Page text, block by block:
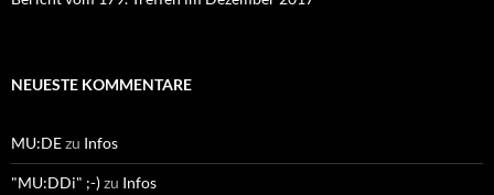
NEUESTE KOMMENTARE
MU:DEzu Infos
"MU:DDi" ;-)zu Infos